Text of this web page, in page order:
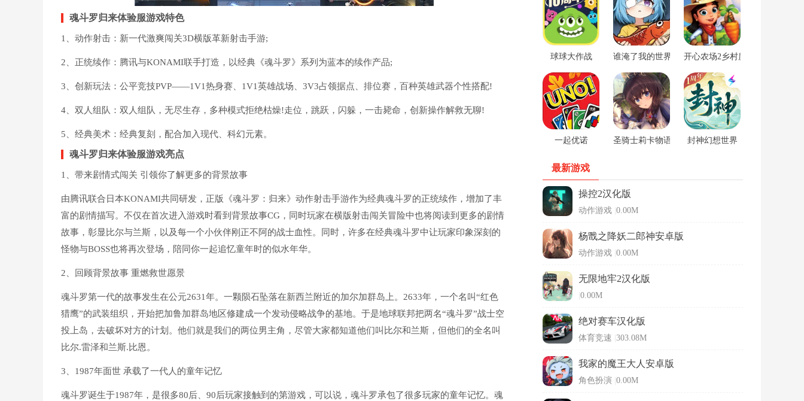
魂斗罗归来体验服游戏特色
1、动作射击：新一代激爽闯关3D横版革新射击手游;
2、正统续作：腾讯与KONAMI联手打造，以经典《魂斗罗》系列为蓝本的续作产品;
3、创新玩法：公平竞技PVP——1V1热身赛、1V1英雄战场、3V3占领据点、排位赛，百种英雄武器个性搭配!
4、双人组队：双人组队，无尽生存，多种模式拒绝枯燥!走位，跳跃，闪躲，一击毙命，创新操作解救无聊!
5、经典美术：经典复刻，配合加入现代、科幻元素。
魂斗罗归来体验服游戏亮点
1、带来剧情式闯关 引领你了解更多的背景故事
由腾讯联合日本KONAMI共同研发，正版《魂斗罗：归来》动作射击手游作为经典魂斗罗的正统续作，增加了丰
富的剧情描写。不仅在首次进入游戏时看到背景故事CG，同时玩家在横版射击闯关冒险中也将阅读到更多的剧情
故事，彰显比尔与兰斯，以及每一个小伙伴刚正不阿的战士血性。同时，许多在经典魂斗罗中让玩家印象深刻的
怪物与BOSS也将再次登场，陪同你一起追忆童年时的似水年华。
2、回顾背景故事 重燃救世愿景
魂斗罗第一代的故事发生在公元2631年。一颗陨石坠落在新西兰附近的加尔加群岛上。2633年，一个名叫“红色
猎鹰”的武装组织，开始把加鲁加群岛地区修建成一个发动侵略战争的基地。于是地球联邦把两名“魂斗罗”战士空
投上岛，去破坏对方的计划。他们就是我们的两位男主角，尽管大家都知道他们叫比尔和兰斯，但他们的全名叫
比尔.雷泽和兰斯.比恩。
3、1987年面世 承载了一代人的童年记忆
魂斗罗诞生于1987年，是很多80后、90后玩家接触到的第游戏，可以说，魂斗罗承包了很多玩家的童年记忆。魂
球球大作战 谁淹了我的世界游戏开心农场2乡村度假中文版
一起优诺 圣骑士莉卡物语安卓手游封神幻想世界
最新游戏
操控2汉化版
动作游戏 0.00M
杨戬之降妖二郎神安卓版
动作游戏 0.00M
无限地牢2汉化版
0.00M
绝对赛车汉化版
体育竞速 303.08M
我家的魔王大人安卓版
角色扮演 0.00M